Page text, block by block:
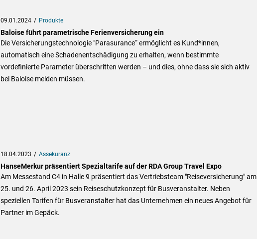
09.01.2024 Produkte
Baloise führt parametrische Ferienversicherung ein
Die Versicherungstechnologie "Parasurance“ ermöglicht es Kund*innen,
automatisch eine Schadenentschädigung zu erhalten, wenn bestimmte
vordefinierte Parameter überschritten werden – und dies, ohne dass sie sich aktiv
bei Baloise melden müssen.
18.04.2023 Assekuranz
HanseMerkur präsentiert Spezialtarife auf der RDA Group Travel Expo
Am Messestand C4 in Halle 9 präsentiert das Vertriebsteam "Reiseversicherung" am
25. und 26. April 2023 sein Reiseschutzkonzept für Busveranstalter. Neben
speziellen Tarifen für Busveranstalter hat das Unternehmen ein neues Angebot für
Partner im Gepäck.